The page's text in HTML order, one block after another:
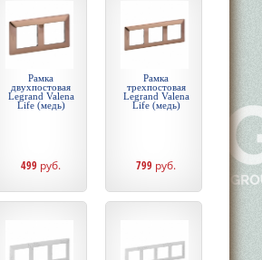
Рамка
двухпостовая
Legrand Valena
Life (медь)
499 руб.
Рамка
трехпостовая
Legrand Valena
Life (медь)
799 руб.